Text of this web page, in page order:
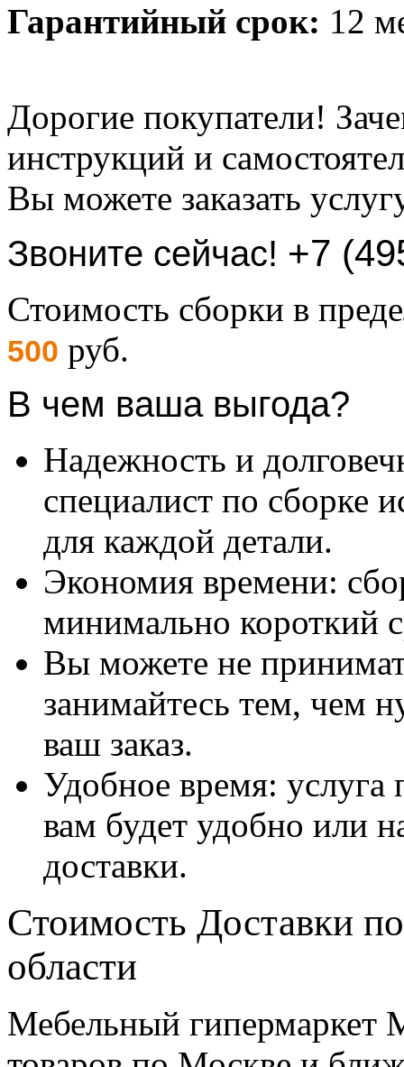
Гарантийный срок: 12
Дорогие покупатели!
инструкций и
Вы можете заказать
Звоните сейчас! +7
Стоимость сборки в
500 руб.
В чем ваша выгода?
Надежность и
специалист по сборке
для каждой детали.
Экономия времени:
минимально короткий
Вы можете не
занимайтесь тем, чем
ваш заказ.
Удобное время: услуга
вам будет удобно или
доставки.
Стоимость Доставки
области
Мебельный гипермаркет